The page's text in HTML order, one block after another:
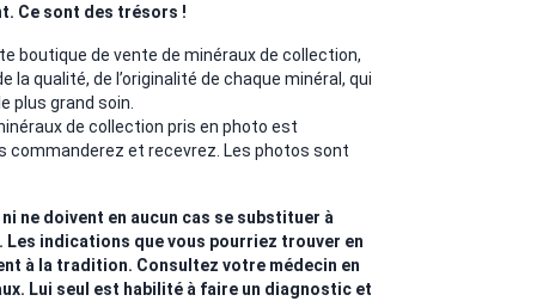
Ce sont des trésors !
boutique de vente de minéraux de collection,
la qualité, de l’originalité de chaque minéral, qui
plus grand soin.
de collection pris en photo est
commanderez et recevrez. Les photos sont
ne doivent en aucun cas se substituer à
indications que vous pourriez trouver en
à la tradition. Consultez votre médecin en
Lui seul est habilité à faire un diagnostic et